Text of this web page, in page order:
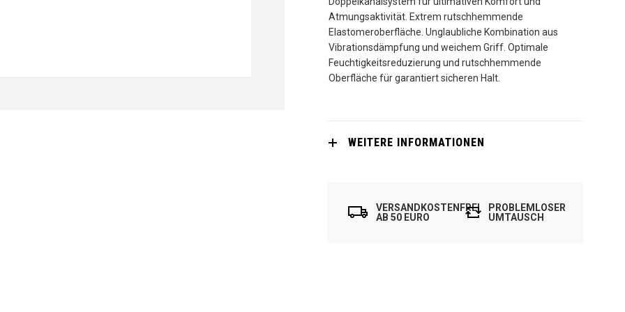
Atmungsaktivität. Extrem rutschhemmende
Elastomeroberfläche. Unglaubliche Kombination aus
Vibrationsdämpfung und weichem Griff. Optimale
Feuchtigkeitsreduzierung und rutschhemmende
Oberfläche für garantiert sicheren Halt.
WEITERE INFORMATIONEN
VERSANDKOSTENFREI
AB 50 EURO
PROBLEMLOSER
UMTAUSCH